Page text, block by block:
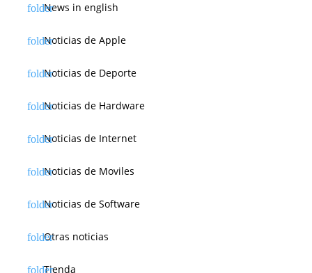
News in english
Noticias de Apple
Noticias de Deporte
Noticias de Hardware
Noticias de Internet
Noticias de Moviles
Noticias de Software
Otras noticias
Tienda